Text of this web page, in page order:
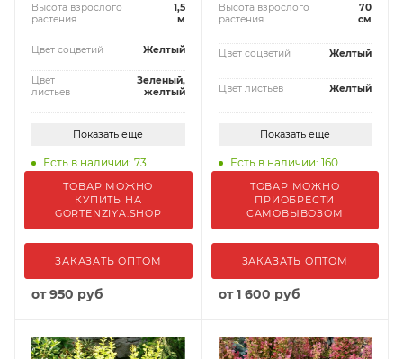
Высота взрослого
растения
1,5
м
Цвет соцветий Желтый
Цвет
листьев
Зеленый,
желтый
Показать еще
Есть в наличии: 73
ТОВАР МОЖНО
КУПИТЬ НА
GORTENZIYA.SHOP
ЗАКАЗАТЬ ОПТОМ
от950 руб
Высота взрослого
растения
70
см
Цвет соцветий Желтый
Цвет листьев Желтый
Показать еще
Есть в наличии: 160
ТОВАР МОЖНО
ПРИОБРЕСТИ
САМОВЫВОЗОМ
ЗАКАЗАТЬ ОПТОМ
от1 600 руб